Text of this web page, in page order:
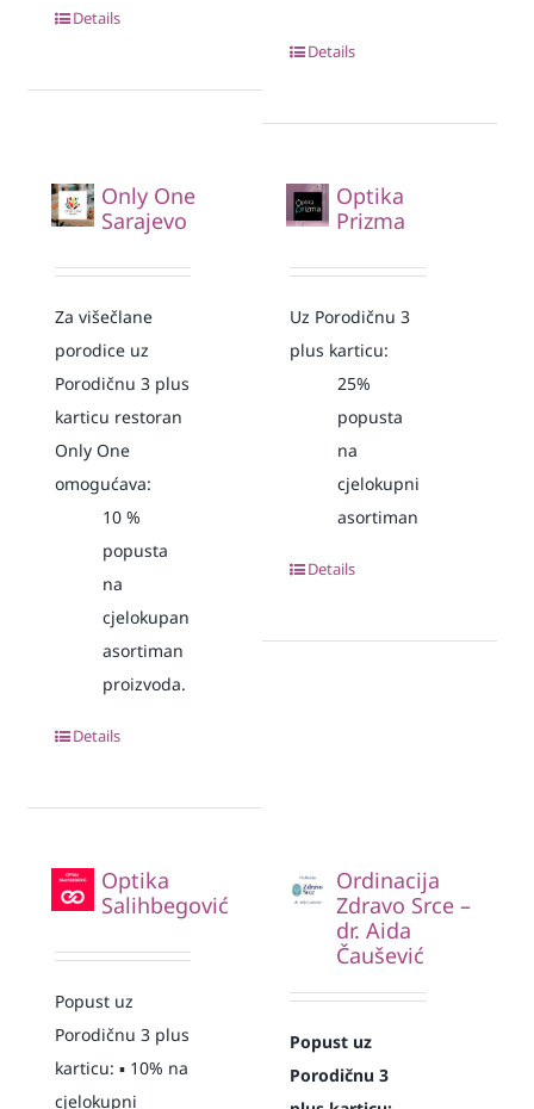
Details
Details
Only One
Sarajevo
Za višečlane
porodice uz
Porodičnu 3 plus
karticu restoran
Only One
omogućava:
10 %
popusta
na
cjelokupan
asortiman
proizvoda.
Details
Optika
Prizma
Uz Porodičnu 3
plus karticu:
25%
popusta
na
cjelokupni
asortiman
Details
Optika
Salihbegović
Popust uz
Porodičnu 3 plus
karticu: ▪️ 10% na
cjelokupni
Ordinacija
Zdravo Srce –
dr. Aida
Čaušević
Popust uz
Porodičnu 3